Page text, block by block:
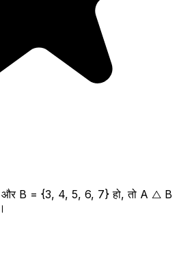
B = {3, 4, 5, 6, 7} हो, तो A △ B